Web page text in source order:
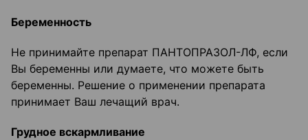
Беременность
Не принимайте препарат ПАНТОПРАЗОЛ-ЛФ, если
Вы беременны или думаете, что можете быть
беременны. Решение о применении препарата
принимает Ваш лечащий врач.
Грудное вскармливание